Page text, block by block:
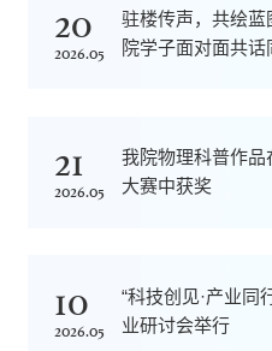
20
2026.05
驻楼传声，共绘
院学子面对面共话
21
2026.05
我院物理科普作品
大赛中获奖
10
2026.05
“科技创见·产业同
业研讨会举行